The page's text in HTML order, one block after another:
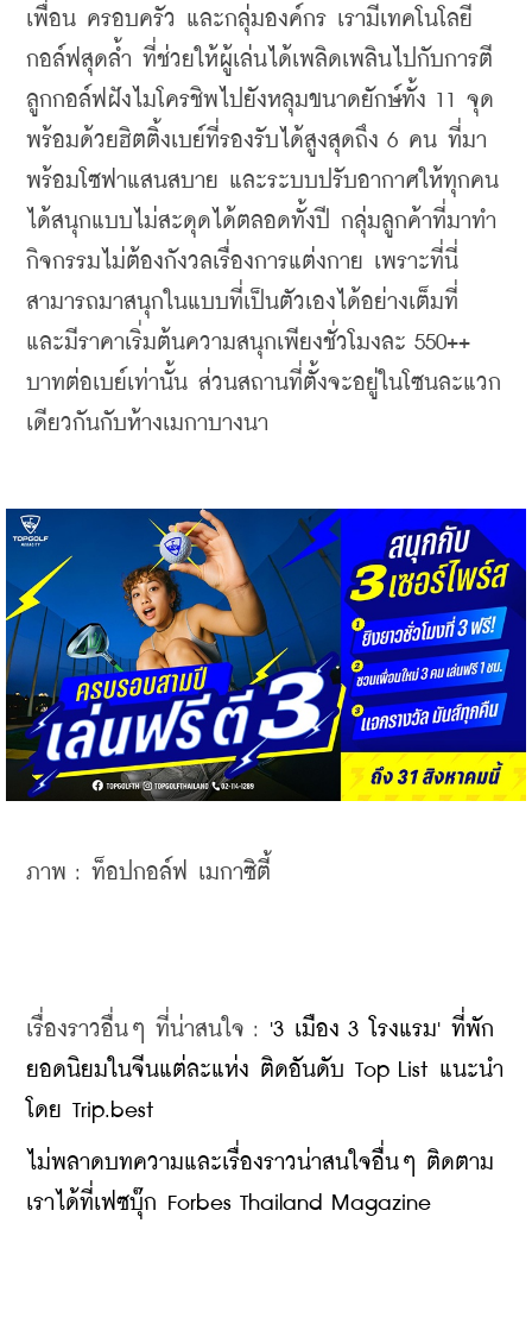
เพื่อน ครอบครัว และกลุ่มองค์กร เรามีเทคโนโลยี
กอล์ฟสุดล้ำ ที่ช่วยให้ผู้เล่นได้เพลิดเพลินไปกับการตี
ลูกกอล์ฟฝังไมโครชิพไปยังหลุมขนาดยักษ์ทั้ง 11 จุด
พร้อมด้วยฮิตติ้งเบย์ที่รองรับได้สูงสุดถึง 6 คน ที่มา
พร้อมโซฟาแสนสบาย และระบบปรับอากาศให้ทุกคน
ได้สนุกแบบไม่สะดุดได้ตลอดทั้งปี กลุ่มลูกค้าที่มาทำ
กิจกรรมไม่ต้องกังวลเรื่องการแต่งกาย เพราะที่นี่
สามารถมาสนุกในแบบที่เป็นตัวเองได้อย่างเต็มที่
และมีราคาเริ่มต้นความสนุกเพียงชั่วโมงละ 550++
บาทต่อเบย์เท่านั้น ส่วนสถานที่ตั้งจะอยู่ในโซนละแวก
เดียวกันกับห้างเมกาบางนา
ภาพ : ท็อปกอล์ฟ เมกาซิตี้
เรื่องราวอื่นๆ ที่น่าสนใจ : '3 เมือง 3 โรงแรม' ที่พัก
ยอดนิยมในจีนแต่ละแห่ง ติดอันดับ Top List แนะนำ
โดย Trip.best
ไม่พลาดบทความและเรื่องราวน่าสนใจอื่นๆ ติดตาม
เราได้ที่เฟซบุ๊ก Forbes Thailand Magazine